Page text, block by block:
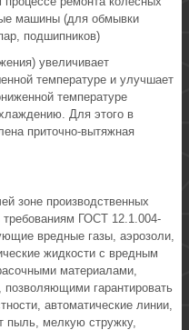
машины (для обмывки
подшипников)
увеличивает
температуре и улучшает
температуре
Для этого в
приточно-вытяжная
зоне производственных
ГОСТ 12.1.004-
вредные газы, аэрозоли,
жидкости с вредным
материалами,
позволяющими гарантировать
автоматические линии,
пыль, мелкую стружку,